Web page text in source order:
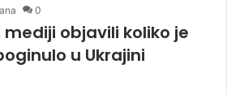
0
mediji objavili koliko je
u Ukrajini